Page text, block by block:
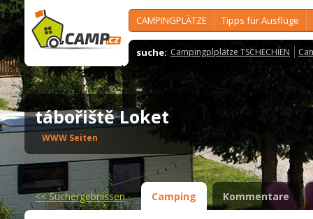
CAMPINGPLÄTZE Tipps für Ausflüge
suche: Campingplplätze TSCHECHIEN
tábořiště Loket
WWW Seiten
<<Suchergebnissen Camping Kommentare